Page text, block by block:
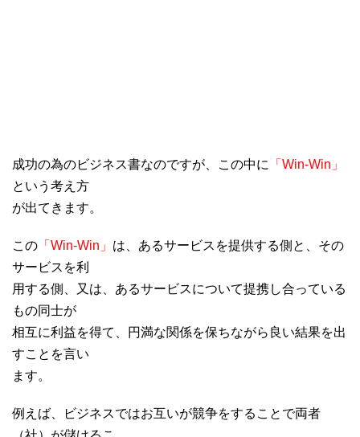
成功の為のビジネス書なのですが、この中に
「Win-Win」
という考え方
が出てきます。
この 「Win-Win」 は、あるサービスを提供する側と、その
サービスを利
用する側、又は、あるサービスについて提携し合っている
もの同士が
相互に利益を得て、円満な関係を保ちながら良い結果を出
すことを言い
ます。
例えば、ビジネスではお互いが競争をすることで両者